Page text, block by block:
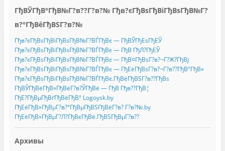
ГђВЎГђВ°ГђВ№Г?в??Г?в?№ Гђв?єГђВѕГђВіГђВѕГђВ№Г?
в?°ГђВёГђВЅГ?в?№
Гђв?єГђВѕГђВіГђВѕГђВ№Г?ВЃГђВє — ГђВЎГђЕѕГђЕЎ
Гђв?єГђВѕГђВіГђВѕГђВ№Г?ВЃГђВє — ГђВ ГђЛ?ГђЕЎ
Гђв?єГђВѕГђВіГђВѕГђВ№Г?ВЃГђВє — ГђВ¤ГђВѕГ?в?¬Г?Ж?ГђВј
Гђв?єГђВѕГђВіГђВѕГђВ№Г?ВЃГђВє — ГђЕёГђВѕГ?в?¬Г?в??ГђВ°ГђВ»
Гђв?єГђВѕГђВіГђВѕГђВ№Г?ВЃГђВє.ГђВёГђВЅГ?в??ГђВѕ
ГђВЎГђВёГђВ»ГђВёГ?в?ЎГђВё — ГђВ Гђв??ГђВ¦
ГђЕ?ГђВµГђВґГђВёГђВ° Logoysk.by
ГђЕёГђВ»ГђВµГ?в?°ГђВµГђВЅГђВёГ?в? Г?в?№.by
ГђЕёГђВ»ГђВµГ?Л?ГђВєГђВё.ГђВЅГђВµГ?в??
Архивы